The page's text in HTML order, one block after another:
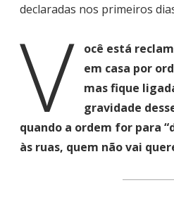
declaradas nos primeiros
V
ocê está
em casa por
mas fique
gravidade
quando a ordem for para
às ruas, quem não vai